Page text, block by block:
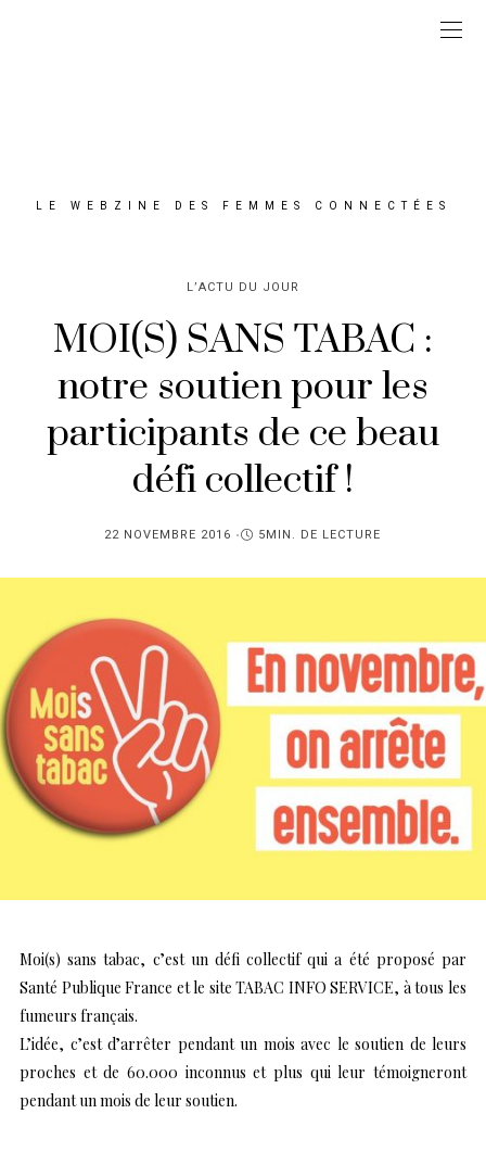
LE WEBZINE DES FEMMES CONNECTÉES
L’ACTU DU JOUR
MOI(S) SANS TABAC :
notre soutien pour les
participants de ce beau
défi collectif !
PUBLIÉ
22 NOVEMBRE 2016 5MIN. DE LECTURE
Moi(s) sans tabac, c’est un défi collectif qui a été proposé par
Santé Publique France et le site TABAC INFO SERVICE, à tous les
fumeurs français.
L’idée, c’est d’arrêter pendant un mois avec le soutien de leurs
proches et de 60.000 inconnus et plus qui leur témoigneront
pendant un mois de leur soutien.